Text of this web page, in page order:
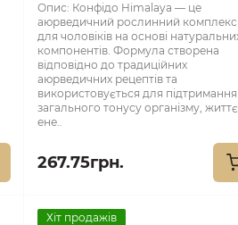
Опис: Конфідо Himalaya — це
аюрведичний рослинний комплекс
для чоловіків на основі
компонентів. Формула створена
відповідно до традиційних
аюрведичних рецептів та
використовується для підтримання
загального тонусу організму,
ене..
267.75грн.
Хіт продажів